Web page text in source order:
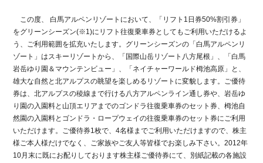
この度、 白馬アルペンリゾートにおいて、「リフト1日券50%割引券」
をグリーンシーズン(※1)にリフト往復乗車券としてもご利用いただけるよ
う、ご利用範囲を拡充いたします。グリーンシーズンの「白馬アルペンリ
ゾート」はスキーリゾートから、「国際山岳リゾート八方尾根」、「白馬
岩岳ゆり園＆マウンテンビュー」、「ネイチャーワールド栂池高原」と、
雄大な自然と北アルプスの眺望を楽しめるリゾートに変貌します。ご優待
券は、北アルプスの稜線まで行ける八方アルペンライン通し券や、岩岳ゆ
り園の入園料と山頂エリアまでのゴンドラ往復乗車券のセット券、栂池自
然園の入園料とゴンドラ・ロープウェイの往復乗車券のセット券にご利用
いただけます。ご優待券1枚で、4名様までご利用いただけますので、株主
様ご本人様だけでなく、ご家族やご友人等皆様でお楽しみ下さい。2012年
10月末に既にお配りしております株主様ご優待券にて、別紙記載の各施設